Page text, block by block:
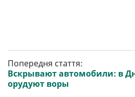
Попередня стаття:
Вскрывают автомобили: в
орудуют воры